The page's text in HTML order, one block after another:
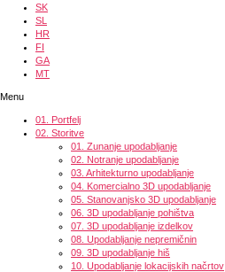
SK
SL
HR
FI
GA
MT
Menu
01. Portfelj
02. Storitve
01. Zunanje upodabljanje
02. Notranje upodabljanje
03. Arhitekturno upodabljanje
04. Komercialno 3D upodabljanje
05. Stanovanjsko 3D upodabljanje
06. 3D upodabljanje pohištva
07. 3D upodabljanje izdelkov
08. Upodabljanje nepremičnin
09. 3D upodabljanje hiš
10. Upodabljanje lokacijskih načrtov